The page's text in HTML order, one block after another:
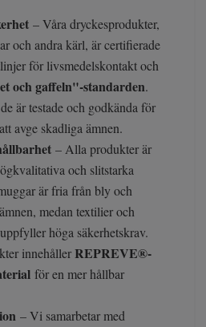
– Våra dryckesprodukter,
och andra kärl, är certifierade
för livsmedelskontakt och
och gaffeln"-standarden.
är testade och godkända för
avge skadliga ämnen.
– Alla produkter är
och slitstarka
är fria från bly och
medan textilier och
höga säkerhetskrav.
innehållerREPREVE®-
för en mer hållbar
– Vi samarbetar med